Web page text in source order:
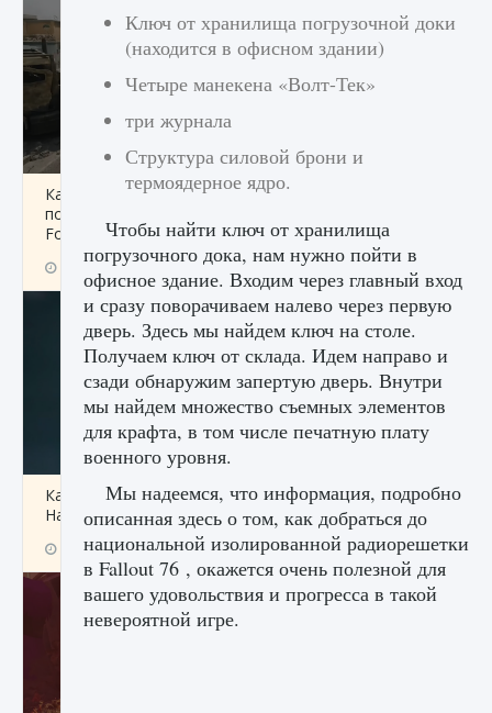
Как исправить текстовую ошибку
пользовательского интерфейса Delta
Force Hawk Ops
9 августа 2024 1 945 0 0
Как проверить статус сервера Delta Force
Hawk Ops
9 августа 2024 1 286 0 0
Ключ от хранилища погрузочной доки
(находится в офисном здании)
Четыре манекена «Волт-Тек»
три журнала
Структура силовой брони и
термоядерное ядро.
Чтобы найти ключ от хранилища
погрузочного дока, нам нужно пойти в
офисное здание. Входим через главный вход
и сразу поворачиваем налево через первую
дверь. Здесь мы найдем ключ на столе.
Получаем ключ от склада. Идем направо и
сзади обнаружим запертую дверь. Внутри
мы найдем множество съемных элементов
для крафта, в том числе печатную плату
военного уровня.
Мы надеемся, что информация, подробно
описанная здесь о том, как добраться до
национальной изолированной радиорешетки
в Fallout 76 , окажется очень полезной для
вашего удовольствия и прогресса в такой
невероятной игре.